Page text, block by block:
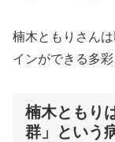
楠木ともりさん
インができる多
楠木ともり
群」という